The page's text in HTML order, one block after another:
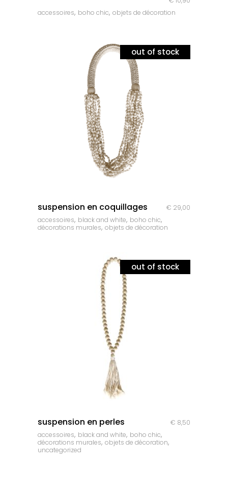
accessoires, boho chic, objets de décoration
out of stock
suspension en coquillages € 29,00
accessoires, black and white, boho chic,
décorations murales, objets de décoration
out of stock
suspension en perles € 8,50
accessoires, black and white, boho chic,
décorations murales, objets de décoration,
uncategorized